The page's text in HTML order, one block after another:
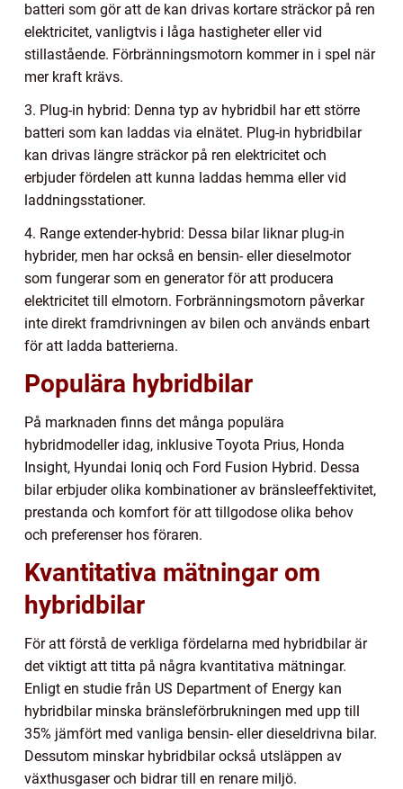
batteri som gör att de kan drivas kortare sträckor på ren
elektricitet, vanligtvis i låga hastigheter eller vid
stillastående. Förbränningsmotorn kommer in i spel när
mer kraft krävs.
3. Plug-in hybrid: Denna typ av hybridbil har ett större
batteri som kan laddas via elnätet. Plug-in hybridbilar
kan drivas längre sträckor på ren elektricitet och
erbjuder fördelen att kunna laddas hemma eller vid
laddningsstationer.
4. Range extender-hybrid: Dessa bilar liknar plug-in
hybrider, men har också en bensin- eller dieselmotor
som fungerar som en generator för att producera
elektricitet till elmotorn. Forbränningsmotorn påverkar
inte direkt framdrivningen av bilen och används enbart
för att ladda batterierna.
Populära hybridbilar
På marknaden finns det många populära
hybridmodeller idag, inklusive Toyota Prius, Honda
Insight, Hyundai Ioniq och Ford Fusion Hybrid. Dessa
bilar erbjuder olika kombinationer av bränsleeffektivitet,
prestanda och komfort för att tillgodose olika behov
och preferenser hos föraren.
Kvantitativa mätningar om
hybridbilar
För att förstå de verkliga fördelarna med hybridbilar är
det viktigt att titta på några kvantitativa mätningar.
Enligt en studie från US Department of Energy kan
hybridbilar minska bränsleförbrukningen med upp till
35% jämfört med vanliga bensin- eller dieseldrivna bilar.
Dessutom minskar hybridbilar också utsläppen av
växthusgaser och bidrar till en renare miljö.